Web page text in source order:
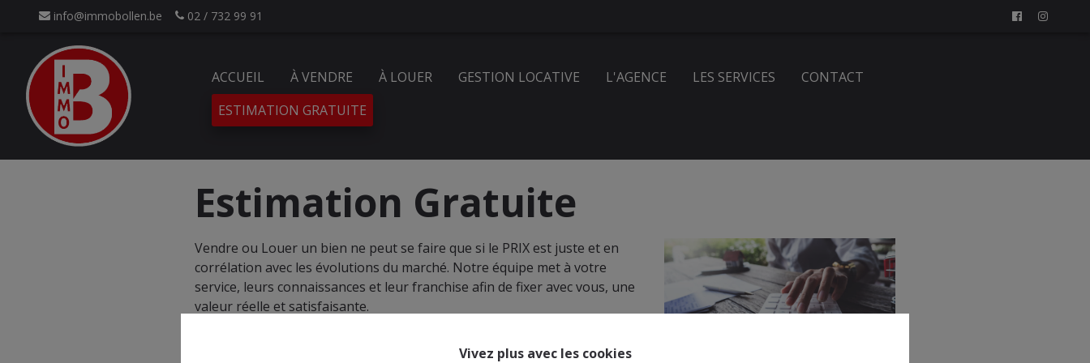
Vivez plus avec les cookies
info@immobollen.be 02 / 732 99 91
ACCUEIL À VENDRE À LOUER GESTION LOCATIVE L'AGENCE LES SERVICES
CONTACT
ESTIMATION GRATUITE
Estimation Gratuite
Vendre ou Louer un bien ne peut se faire que si le PRIX est juste et en
corrélation avec les évolutions du marché. Notre équipe met à votre
service, leurs connaissances et leur franchise afin de fixer avec vous, une
valeur réelle et satisfaisante.
aspects positifs à mettre en avant pour obtenir une offre sérieuse dans les